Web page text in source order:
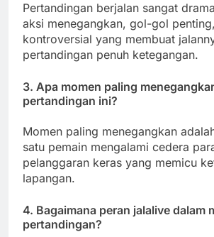
Pertandingan berjalan sangat
aksi menegangkan, gol-gol
kontroversial yang membuat
pertandingan penuh ketegangan.
3. Apa momen paling
pertandingan ini?
Momen paling menegangkan
satu pemain mengalami cedera
pelanggaran keras yang memicu
lapangan.
4. Bagaimana peran jalalive dalam
pertandingan?